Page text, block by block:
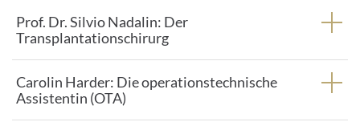
Prof. Dr. Silvio Nadalin: Der
Transplantationschirurg
Carolin Harder: Die operationstechnische
Assistentin (OTA)